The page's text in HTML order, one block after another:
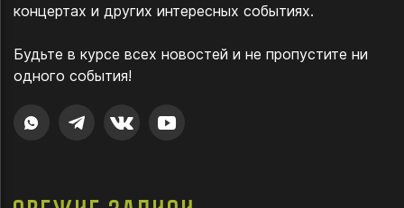
концертах и других интересных событиях.
Будьте в курсе всех новостей и не пропустите ни
одного события!